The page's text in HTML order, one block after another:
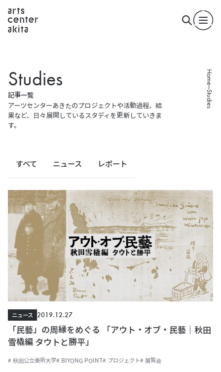
Home
Studies
Studies
記事一覧
アーツセンターあきたのプロジェクトや活動過程、結
果など、
日々展開しているスタディを更新していきま
す。
すべて ニュース レポート
ニュース
2019.12.27
「民藝」の周縁をめぐる 「アウト・オブ・民藝｜秋田
雪橇編 タウトと勝平」
# 秋田公立美術大学# BIYONG POINT# プロジェクト# 展覧会